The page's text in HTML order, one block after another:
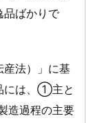
品ばかりで
産法）」に基
には、①主と
造過程の主要